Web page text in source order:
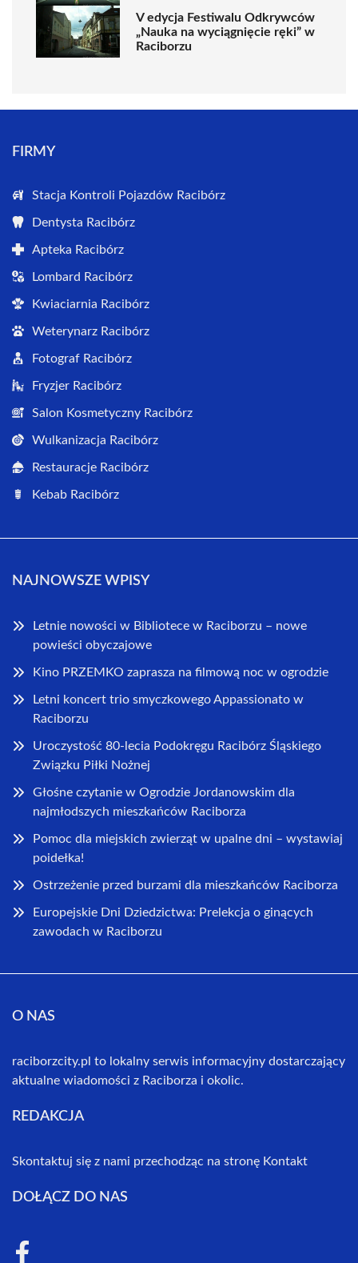
V edycja Festiwalu Odkrywców
„Nauka na wyciągnięcie ręki” w
Raciborzu
FIRMY
Stacja Kontroli Pojazdów Racibórz
Dentysta Racibórz
Apteka Racibórz
Lombard Racibórz
Kwiaciarnia Racibórz
Weterynarz Racibórz
Fotograf Racibórz
Fryzjer Racibórz
Salon Kosmetyczny Racibórz
Wulkanizacja Racibórz
Restauracje Racibórz
Kebab Racibórz
NAJNOWSZE WPISY
Letnie nowości w Bibliotece w Raciborzu – nowe
powieści obyczajowe
Kino PRZEMKO zaprasza na filmową noc w ogrodzie
Letni koncert trio smyczkowego Appassionato w
Raciborzu
Uroczystość 80-lecia Podokręgu Racibórz Śląskiego
Związku Piłki Nożnej
Głośne czytanie w Ogrodzie Jordanowskim dla
najmłodszych mieszkańców Raciborza
Pomoc dla miejskich zwierząt w upalne dni – wystawiaj
poidełka!
Ostrzeżenie przed burzami dla mieszkańców Raciborza
Europejskie Dni Dziedzictwa: Prelekcja o ginących
zawodach w Raciborzu
O NAS
raciborzcity.pl to lokalny serwis informacyjny dostarczający
aktualne wiadomości z Raciborza i okolic.
REDAKCJA
Skontaktuj się z nami przechodząc na stronę Kontakt
DOŁĄCZ DO NAS